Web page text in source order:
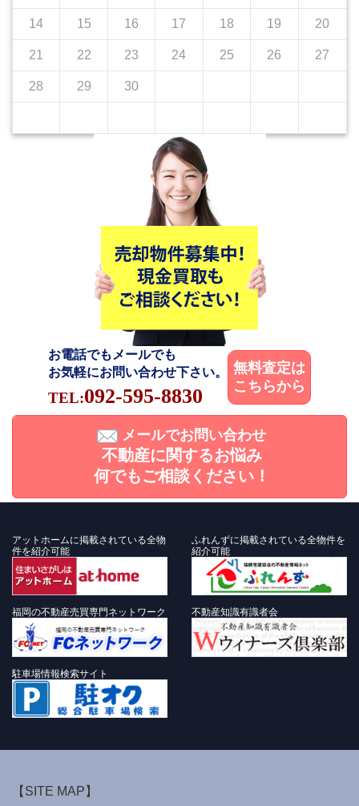
14 15 16 17 18 19 20
21 22 23 24 25 26 27
28 29 30
お電話でもメールでも
お気軽にお問い合わせ下さい。
TEL:092-595-8830
無料査定は
こちらから
メールでお問い合わせ
不動産に関するお悩み
何でもご相談ください！
アットホームに掲載されている全物
件を紹介可能
ふれんずに掲載されている全物件を
紹介可能
福岡の不動産売買専門ネットワーク 不動産知識有識者会
駐車場情報検索サイト
【SITE MAP】